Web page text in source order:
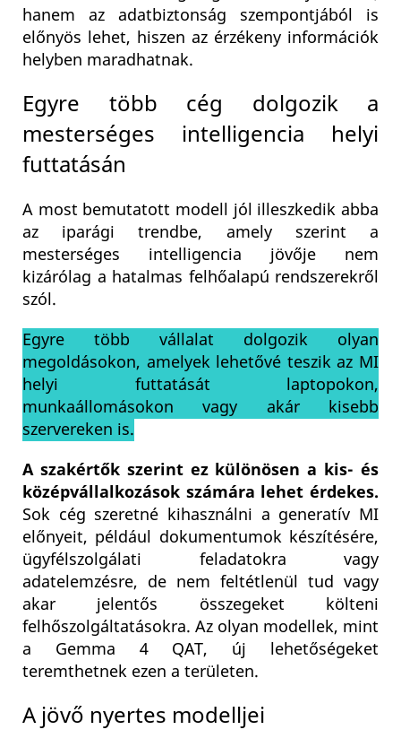
hanem az adatbiztonság szempontjából is
előnyös lehet, hiszen az érzékeny információk
helyben maradhatnak.
Egyre több cég dolgozik a
mesterséges intelligencia helyi
futtatásán
A most bemutatott modell jól illeszkedik abba
az iparági trendbe, amely szerint a
mesterséges intelligencia jövője nem
kizárólag a hatalmas felhőalapú rendszerekről
szól.
Egyre több vállalat dolgozik olyan
megoldásokon, amelyek lehetővé teszik az MI
helyi futtatását laptopokon,
munkaállomásokon vagy akár kisebb
szervereken is.
A szakértők szerint ez különösen a kis- és
középvállalkozások számára lehet érdekes.
Sok cég szeretné kihasználni a generatív MI
előnyeit, például dokumentumok készítésére,
ügyfélszolgálati feladatokra vagy
adatelemzésre, de nem feltétlenül tud vagy
akar jelentős összegeket költeni
felhőszolgáltatásokra. Az olyan modellek, mint
a Gemma 4 QAT, új lehetőségeket
teremthetnek ezen a területen.
A jövő nyertes modelljei